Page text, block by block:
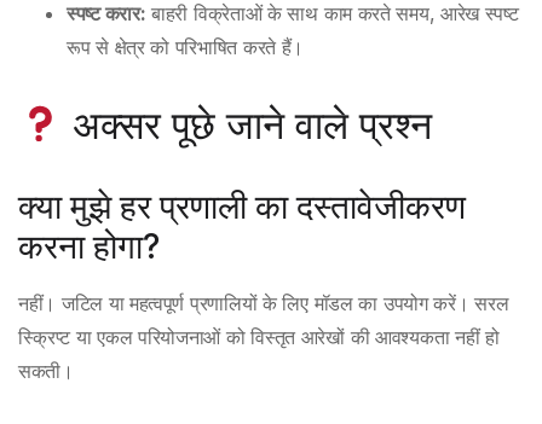
स्पष्ट करार: बाहरी विक्रेताओं के साथ काम करते समय, आरेख स्पष्ट
रूप से क्षेत्र को परिभाषित करते हैं।
अक्सर पूछे जाने वाले प्रश्न
क्या मुझे हर प्रणाली का दस्तावेजीकरण
करना होगा?
नहीं। जटिल या महत्वपूर्ण प्रणालियों के लिए मॉडल का उपयोग करें। सरल
स्क्रिप्ट या एकल परियोजनाओं को विस्तृत आरेखों की आवश्यकता नहीं हो
सकती।